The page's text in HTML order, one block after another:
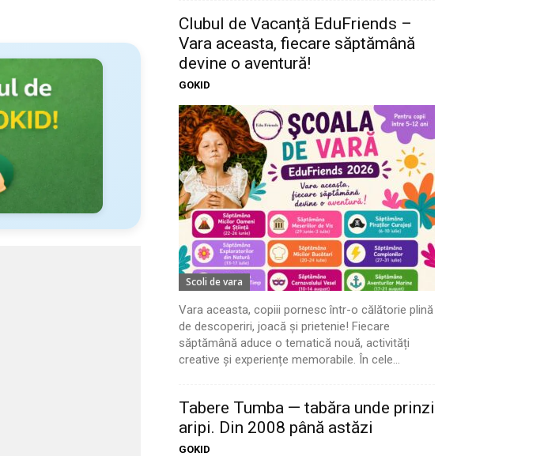
Clubul de Vacanță EduFriends –
Vara aceasta, fiecare săptămână
devine o aventură!
GOKID
Scoli de vara
Vara aceasta, copiii pornesc într-o călătorie plină
de descoperiri, joacă și prietenie! Fiecare
săptămână aduce o tematică nouă, activități
creative și experiențe memorabile. În cele...
Tabere Tumba — tabăra unde prinzi
aripi. Din 2008 până astăzi
GOKID